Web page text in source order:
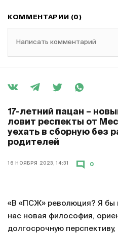
КОММЕНТАРИИ (0)
Написать комментарий
17-летний пацан –
ловит респекты от
уехать в сборную без
родителей
16 НОЯБРЯ 2023, 14:31 0
«В «ПСЖ» революция? Я бы
нас новая философия,
долгосрочную